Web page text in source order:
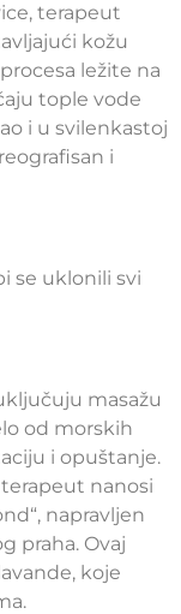
terapeut
kožu
ležite na
tople vode
i u svilenkastoj
i
se uklonili svi
masažu
od morskih
i opuštanje.
nanosi
napravljen
praha. Ovaj
koje